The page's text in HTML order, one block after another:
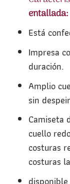
entallada:
Está
Impresa
duración.
Amplio
sin
Camiseta
cuello
costuras
costuras